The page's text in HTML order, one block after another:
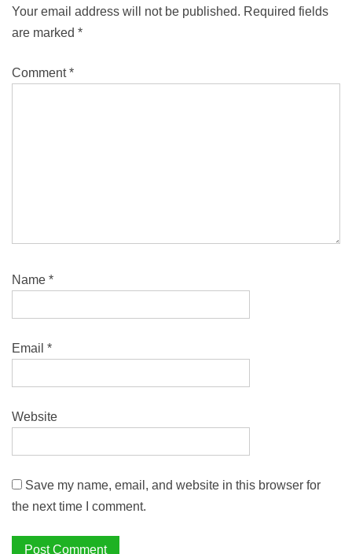
Your email address will not be published. Required fields
are marked *
Comment*
Name *
Email *
Website
Save my name, email, and website in this browser for
the next time I comment.